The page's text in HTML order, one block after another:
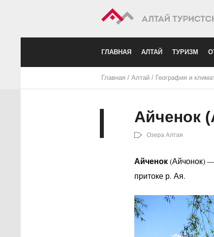
ГЛАВНАЯ АЛТАЙ ТУРИЗМ
Главная / Алтай/ География и
Айченок
Озера Алтая
Айченок(Айчонок) —
притоке р. Ая.